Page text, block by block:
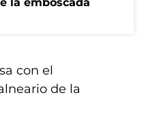
la emboscada
con el
de la